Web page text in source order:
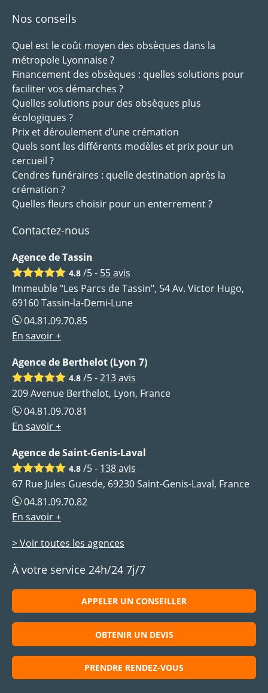
Nos conseils
Quel est le coût moyen des obsèques dans la
métropole Lyonnaise ?
Financement des obsèques : quelles solutions pour
faciliter vos démarches ?
Quelles solutions pour des obsèques plus
écologiques ?
Prix et déroulement d’une crémation
Quels sont les différents modèles et prix pour un
cercueil ?
Cendres funéraires : quelle destination après la
crémation ?
Quelles fleurs choisir pour un enterrement ?
Contactez-nous
Agence de Tassin
4.8 /5 - 55avis
Immeuble "Les Parcs de Tassin", 54 Av. Victor Hugo,
69160 Tassin-la-Demi-Lune
04.81.09.70.85
En savoir +
Agence de Berthelot (Lyon 7)
4.8 /5 -213avis
209 Avenue Berthelot, Lyon, France
04.81.09.70.81
En savoir +
Agence de Saint-Genis-Laval
4.8 /5 - 138avis
67 Rue Jules Guesde, 69230 Saint-Genis-Laval, France
04.81.09.70.82
En savoir +
> Voir toutes les agences
À votre service 24h/24 7j/7
APPELER UN CONSEILLER
OBTENIR UN DEVIS
PRENDRE RENDEZ-VOUS